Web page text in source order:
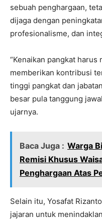
sebuah penghargaan,
dijaga dengan
profesionalisme, dan
“Kenaikan pangkat
memberikan kontribusi
tinggi pangkat dan
besar pula tanggung
ujarnya.
Baca Juga : Warga
Remisi Khusus
Penghargaan Atas
Selain itu, Yosafat
jajaran untuk